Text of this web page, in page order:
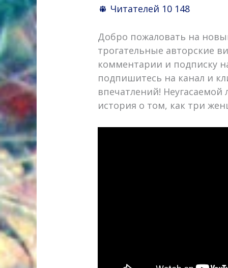
Читателей 10 148
Добро пожаловать на
трогательные авторские
комментарии и подписку
подпишитесь на канал и
впечатлений!
история о том, как три